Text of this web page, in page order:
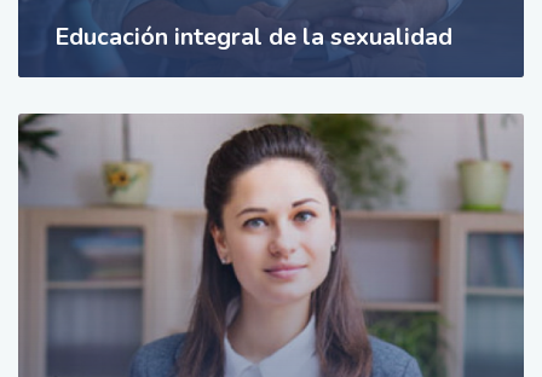
Educación integral de la sexualidad